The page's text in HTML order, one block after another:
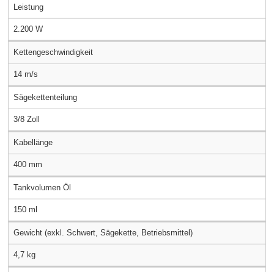
Leistung
2.200 W
Kettengeschwindigkeit
14 m/s
Sägekettenteilung
3/8 Zoll
Kabellänge
400 mm
Tankvolumen Öl
150 ml
Gewicht (exkl. Schwert, Sägekette, Betriebsmittel)
4,7 kg